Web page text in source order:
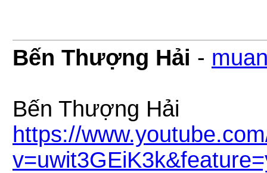
Bến Thượng Hải -
Bến Thượng Hải
https://